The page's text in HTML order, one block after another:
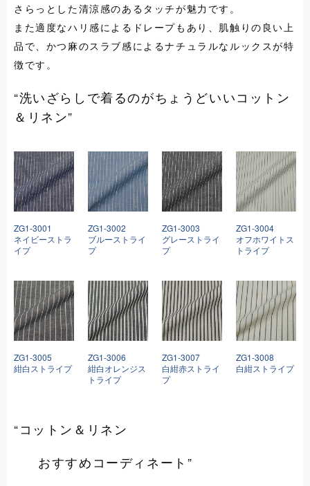
さらっとした清涼感のあるタッチが魅力です。
また適度なハリ感によるドレープもあり、肌触りの良い上
品で、かつ麻のスラブ感によるナチュラルなルックスが特
徴です。
“洗いざらしで着るのがちょうどいいコットン
＆リネン”
ZG1-3001
ネイビーストラ
イプ
ZG1-3002
ブルーストライ
プ
ZG1-3003
グレーストライ
プ
ZG1-3004
オフホワイトス
トライプ
ZG1-3005
紺白ストライプ
ZG1-3006
紺白オレンジス
トライプ
ZG1-3007
白紺赤ストライ
プ
ZG1-3008
白紺ストライプ
“コットン＆リネン
おすすめコーディネート”